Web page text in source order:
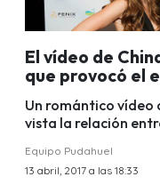
El vídeo de
que provocó el
Un romántico vídeo
vista la relación
Equipo Pudahuel
13 abril, 2017 a las 18:33